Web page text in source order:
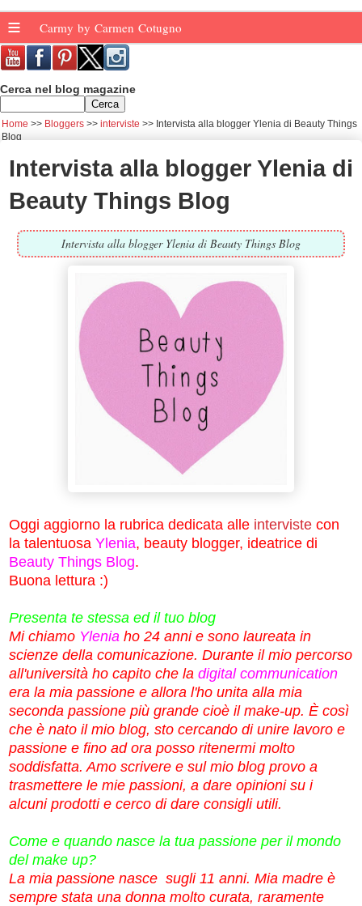
≡ Carmy by Carmen Cotugno
Cerca nel blog magazine
Home Bloggers interviste
Intervista alla blogger Ylenia di Beauty Things
Blog
Intervista alla blogger Ylenia di
Beauty Things Blog
Intervista alla blogger Ylenia di Beauty Things Blog
Oggi aggiorno la rubrica dedicata alle interviste con
la talentuosa Ylenia, beauty blogger, ideatrice di
Beauty Things Blog.
Buona lettura :)
Presenta te stessa ed il tuo blog
Mi chiamo Ylenia ho 24 anni e sono laureata in
scienze della comunicazione. Durante il mio percorso
all'università ho capito che la digital communication
era la mia passione e allora l'ho unita alla mia
seconda passione più grande cioè il make-up. È così
che è nato il mio blog, sto cercando di unire lavoro e
passione e fino ad ora posso ritenermi molto
soddisfatta. Amo scrivere e sul mio blog provo a
trasmettere le mie passioni, a dare opinioni su i
alcuni prodotti e cerco di dare consigli utili.
Come e quando nasce la tua passione per il mondo
del make up?
La mia passione nasce sugli 11 anni. Mia madre è
sempre stata una donna molto curata, raramente